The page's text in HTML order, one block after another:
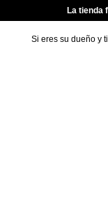
La tienda
Si eres su dueño y